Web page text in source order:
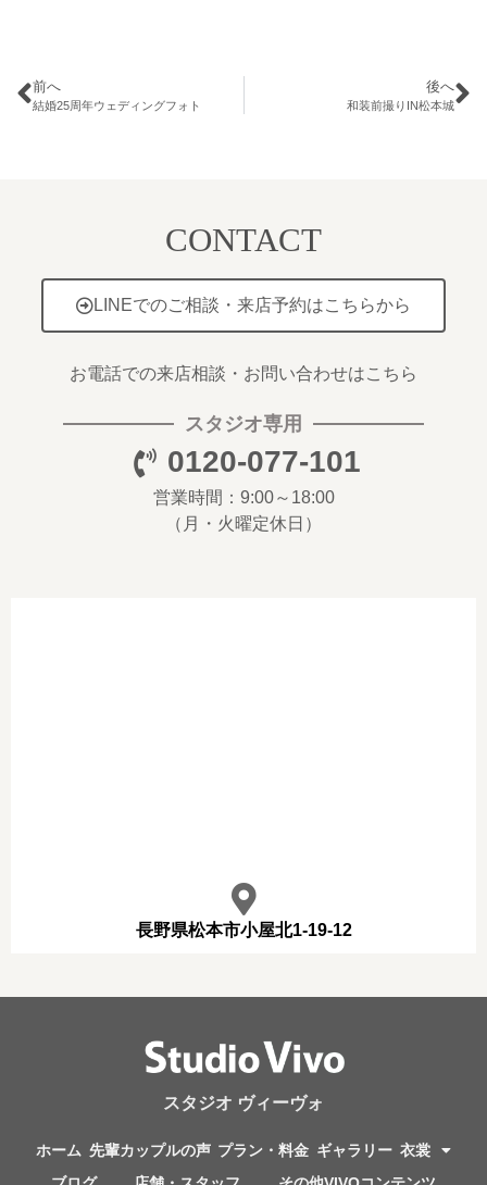
前へ
結婚25周年ウェディングフォト
後へ
和装前撮りIN松本城
CONTACT
LINEでのご相談・来店予約はこちらから
お電話での来店相談・お問い合わせはこちら
スタジオ専用
0120-077-101
営業時間：9:00～18:00
（月・火曜定休日）
長野県松本市小屋北1-19-12
スタジオ ヴィーヴォ
ホーム 先輩カップルの声 プラン・料金 ギャラリー 衣裳